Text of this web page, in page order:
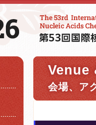
Venue
会場、ア